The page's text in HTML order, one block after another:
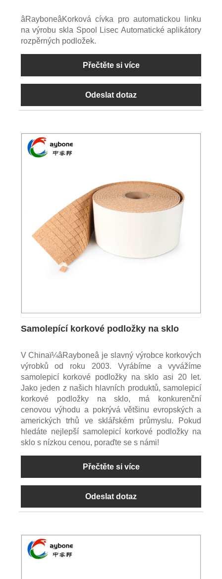
âRayboneâKorková cívka pro automatickou linku
na výrobu skla Spool Lisec Automatické aplikátory
rozpěrných podložek.
Přečtěte si více
Odeslat dotaz
Samolepící korkové podložky na sklo
V Chinaï¼âRayboneâ je slavný výrobce korkových
výrobků od roku 2003. Vyrábíme a vyvážíme
samolepicí korkové podložky na sklo asi 20 let.
Jako jeden z našich hlavních produktů, samolepicí
korkové podložky na sklo, má konkurenční
cenovou výhodu a pokrývá většinu evropských a
amerických trhů ve sklářském průmyslu. Pokud
hledáte nejlepší samolepicí korkové podložky na
sklo s nízkou cenou, poraďte se s námi!
Přečtěte si více
Odeslat dotaz